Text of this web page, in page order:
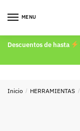
MENU
Descuentos de hasta
Inicio / HERRAMIENTAS /